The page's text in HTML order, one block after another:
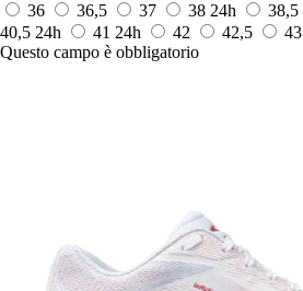
36
36,5 37 38 24h 38,5
40,5 24h 41 24h 42 42,5
43
Questo campo è obbligatorio